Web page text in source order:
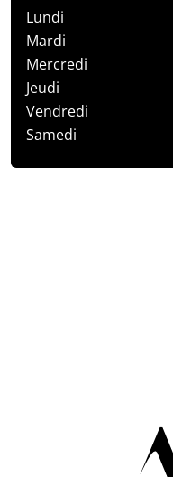
Lundi
Mardi
Mercredi
Jeudi
Vendredi
Samedi